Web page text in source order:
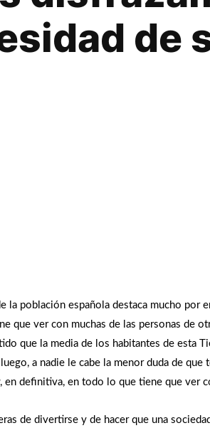
de
la población española destaca mucho por
que ver con muchas de las personas de
que la media de los habitantes de esta
a nadie le cabe la menor duda de
en definitiva, en todo lo que tiene que ver
de divertirse y de hacer que una